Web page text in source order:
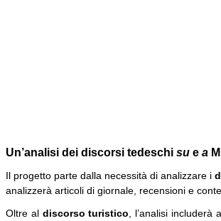
Un’analisi dei discorsi tedeschi su e a
Il progetto parte dalla necessità di analizzare i
analizzerà articoli di giornale, recensioni e
Oltre al discorso turistico , l’analisi